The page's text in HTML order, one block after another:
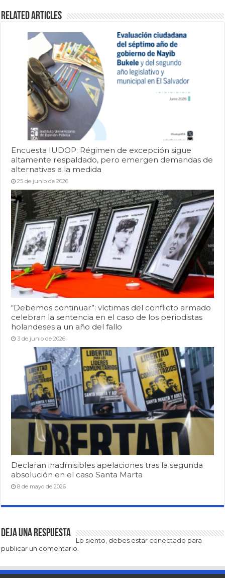
Related Articles
Encuesta IUDOP: Régimen de excepción sigue
altamente respaldado, pero emergen demandas de
alternativas a la medida
25 de junio de 2026
“Debemos continuar”: víctimas del conflicto armado
celebran la sentencia en el caso de los periodistas
holandeses a un año del fallo
3 de junio de 2026
Declaran inadmisibles apelaciones tras la segunda
absolución en el caso Santa Marta
8 de mayo de 2026
Deja una respuesta
Lo siento, debes estar conectado para
publicar un comentario.